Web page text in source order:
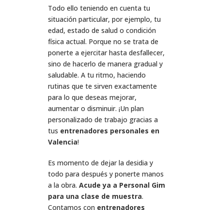
Todo ello teniendo en cuenta tu
situación particular, por ejemplo, tu
edad, estado de salud o condición
física actual. Porque no se trata de
ponerte a ejercitar hasta desfallecer,
sino de hacerlo de manera gradual y
saludable. A tu ritmo, haciendo
rutinas que te sirven exactamente
para lo que deseas mejorar,
aumentar o disminuir. ¡Un plan
personalizado de trabajo gracias a
tus entrenadores personales en
Valencia!
Es momento de dejar la desidia y
todo para después y ponerte manos
a la obra. Acude ya a Personal Gim
para una clase de muestra.
Contamos con entrenadores